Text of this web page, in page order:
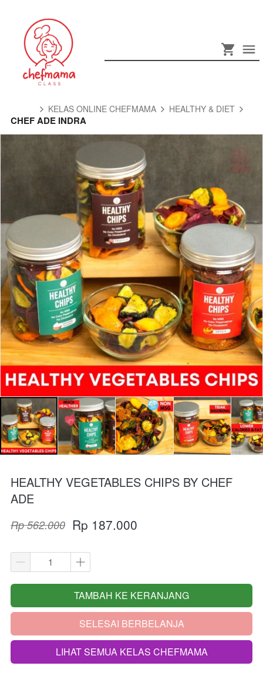
KELAS ONLINE CHEFMAMA HEALTHY & DIET
CHEF ADE INDRA
HEALTHY VEGETABLES CHIPS BY CHEF
ADE
Rp 562.000 Rp 187.000
`
TAMBAH KE KERANJANG
`SELESAI BERBELANJA
`LIHAT SEMUA KELAS CHEFMAMA